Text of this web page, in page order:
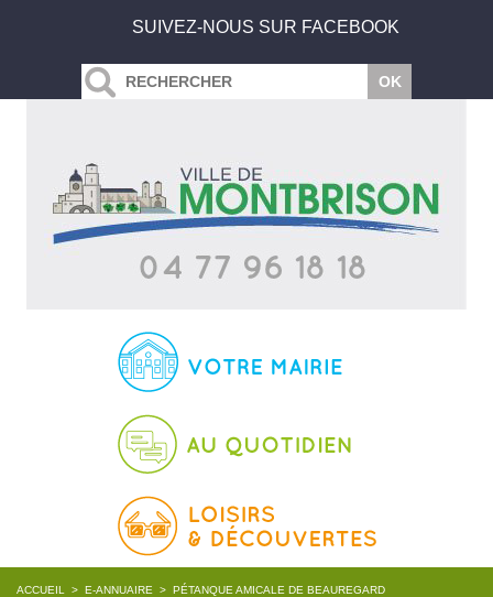
SUIVEZ-NOUS SUR FACEBOOK
ACCUEIL > E-ANNUAIRE > PÉTANQUE AMICALE DE BEAUREGARD